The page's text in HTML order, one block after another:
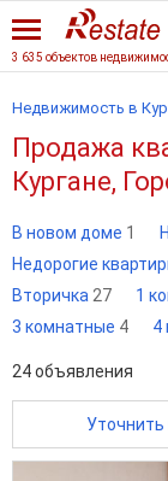
3 635 объектов
Недвижимость в
Продажа
Кургане,
В новом доме 1
Недорогие
Вторичка 27 1
3 комнатные 4 4
24объявления
Уточнить